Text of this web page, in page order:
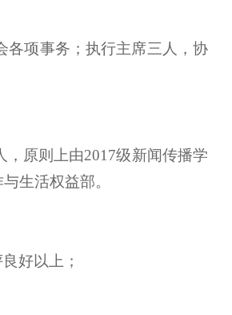
各项事务；执行主席三人，协
原则上由2017级新闻传播学
生活权益部。
好以上；